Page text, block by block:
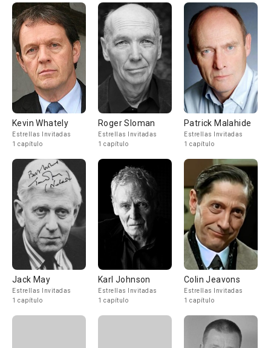
Kevin Whately
Estrellas Invitadas
1 capítulo
Roger Sloman
Estrellas Invitadas
1 capítulo
Patrick Malahide
Estrellas Invitadas
1 capítulo
Jack May
Estrellas Invitadas
1 capítulo
Karl Johnson
Estrellas Invitadas
1 capítulo
Colin Jeavons
Estrellas Invitadas
1 capítulo